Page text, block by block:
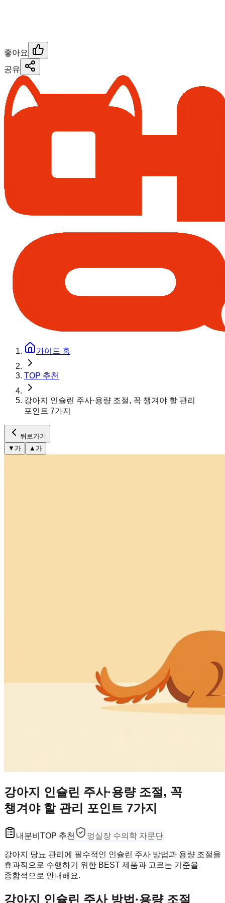
좋아요
공유
가이드 홈
TOP 추천
강아지 인슐린 주사·용량 조절, 꼭 챙겨야 할 관리
포인트 7가지
뒤로가기
▼ 가 ▲ 가
강아지 인슐린 주사·용량 조절, 꼭
챙겨야 할 관리 포인트 7가지
내분비 TOP 추천 멍실장 수의학 자문단
강아지 당뇨 관리에 필수적인 인슐린 주사 방법과 용량 조절을
효과적으로 수행하기 위한 BEST 제품과 고르는 기준을
종합적으로 안내해요.
강아지 인슐린 주사 방법·용량 조절